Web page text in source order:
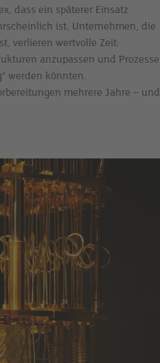
dass ein späterer Einsatz
ist. Unternehmen, die
verlieren wertvolle Zeit:
anzupassen und Prozesse
werden könnten.
mehrere Jahre – und